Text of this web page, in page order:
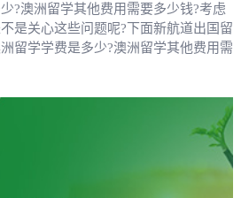
澳洲留学其他费用需要多少钱?考虑
是关心这些问题呢?下面新航道出国留
留学学费是多少?澳洲留学其他费用需